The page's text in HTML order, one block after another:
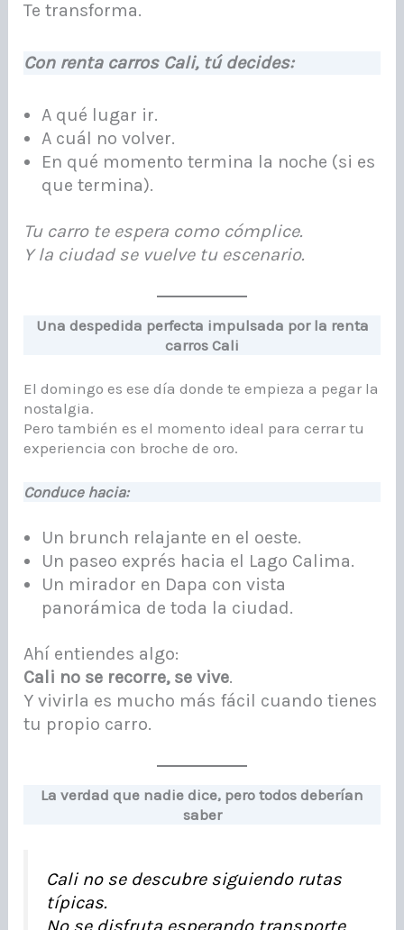
Te transforma.
Con renta carros Cali, tú decides:
A qué lugar ir.
A cuál no volver.
En qué momento termina la noche (si es
que termina).
Tu carro te espera como cómplice.
Y la ciudad se vuelve tu escenario.
Una despedida perfecta impulsada por la renta
carros Cali
El domingo es ese día donde te empieza a pegar la
nostalgia.
Pero también es el momento ideal para cerrar tu
experiencia con broche de oro.
Conduce hacia:
Un brunch relajante en el oeste.
Un paseo exprés hacia el Lago Calima.
Un mirador en Dapa con vista
panorámica de toda la ciudad.
Ahí entiendes algo:
Cali no se recorre, se vive.
Y vivirla es mucho más fácil cuando tienes
tu propio carro.
La verdad que nadie dice, pero todos deberían
saber
Cali no se descubre siguiendo rutas
típicas.